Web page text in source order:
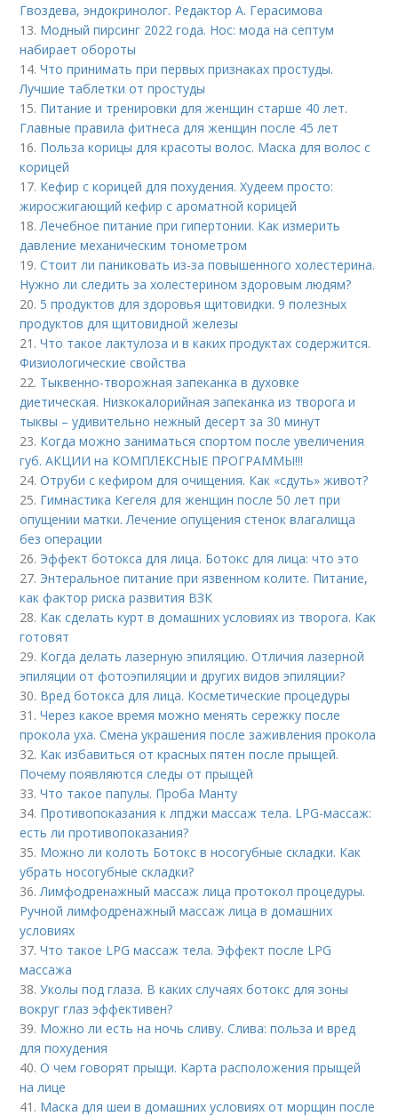
Гвоздева, эндокринолог. Редактор А. Герасимова
13. Модный пирсинг 2022 года. Нос: мода на септум
набирает обороты
14.Что принимать при первых признаках простуды.
Лучшие таблетки от простуды
15. Питание и тренировки для женщин старше 40 лет.
Главные правила фитнеса для женщин после 45 лет
16. Польза корицы для красоты волос. Маска для волос с
корицей
17. Кефир с корицей для похудения. Худеем просто:
жиросжигающий кефир с ароматной корицей
18. Лечебное питание при гипертонии. Как измерить
давление механическим тонометром
19.Стоит ли паниковать из-за повышенного холестерина.
Нужно ли следить за холестерином здоровым людям?
20. 5 продуктов для здоровья щитовидки. 9 полезных
продуктов для щитовидной железы
21.Что такое лактулоза и в каких продуктах содержится.
Физиологические свойства
22. Тыквенно-творожная запеканка в духовке
диетическая. Низкокалорийная запеканка из творога и
тыквы – удивительно нежный десерт за 30 минут
23. Когда можно заниматься спортом после увеличения
губ. АКЦИИ на КОМПЛЕКСНЫЕ ПРОГРАММЫ!!!
24.Отруби с кефиром для очищения. Как «сдуть» живот?
25. Гимнастика Кегеля для женщин после 50 лет при
опущении матки. Лечение опущения стенок влагалища
без операции
26. Эффект ботокса для лица. Ботокс для лица: что это
27. Энтеральное питание при язвенном колите. Питание,
как фактор риска развития ВЗК
28. Как сделать курт в домашних условиях из творога. Как
готовят
29. Когда делать лазерную эпиляцию. Отличия лазерной
эпиляции от фотоэпиляции и других видов эпиляции?
30. Вред ботокса для лица. Косметические процедуры
31.Через какое время можно менять сережку после
прокола уха. Смена украшения после заживления прокола
32. Как избавиться от красных пятен после прыщей.
Почему появляются следы от прыщей
33.Что такое папулы. Проба Манту
34. Противопоказания к лпджи массаж тела. LPG-массаж:
есть ли противопоказания?
35. Можно ли колоть Ботокс в носогубные складки. Как
убрать носогубные складки?
36. Лимфодренажный массаж лица протокол процедуры.
Ручной лимфодренажный массаж лица в домашних
условиях
37.Что такое LPG массаж тела. Эффект после LPG
массажа
38.Уколы под глаза. В каких случаях ботокс для зоны
вокруг глаз эффективен?
39. Можно ли есть на ночь сливу. Слива: польза и вред
для похудения
40.О чем говорят прыщи. Карта расположения прыщей
на лице
41. Маска для шеи в домашних условиях от морщин после